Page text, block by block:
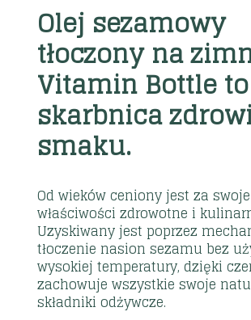
Olej sezamowy
tłoczony na
Vitamin Bottle to
skarbnica
smaku.
Od wieków ceniony jest za
właściwości zdrowotne i
Uzyskiwany jest poprzez
tłoczenie nasion sezamu bez
wysokiej temperatury, dzięki
zachowuje wszystkie swoje
składniki odżywcze.